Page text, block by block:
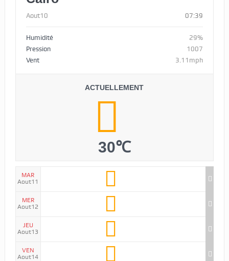
Aout10 07:39
Humidité
29%
Pression
1007
Vent
3.11mph
ACTUELLEMENT
30℃
MAR
Aout11
MER
Aout12
JEU
Aout13
VEN
Aout14